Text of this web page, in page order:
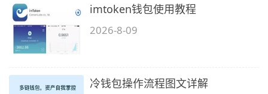
imtoken钱包使用教程
2026-8-09
冷钱包操作流程图文详解